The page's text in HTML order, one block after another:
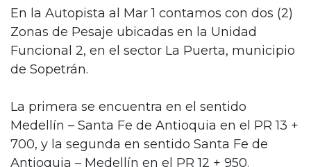
En la Autopista al Mar 1 contamos con dos (2)
Zonas de Pesaje ubicadas en la Unidad
Funcional 2, en el sector La Puerta, municipio
de Sopetrán.
La primera se encuentra en el sentido
Medellín – Santa Fe de Antioquia en el PR 13 +
700, y la segunda en sentido Santa Fe de
Antioquia – Medellín en el PR 12 + 950.